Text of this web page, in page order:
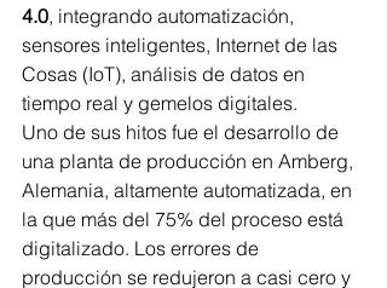
4.0, integrando automatización,
sensores inteligentes, Internet de las
Cosas (IoT), análisis de datos en
tiempo real y gemelos digitales.
Uno de sus hitos fue el desarrollo de
una planta de producción en Amberg,
Alemania, altamente automatizada, en
la que más del 75% del proceso está
digitalizado. Los errores de
producción se redujeron a casi cero y